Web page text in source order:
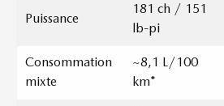
Puissance
181 ch / 151
lb-pi
Consommation
mixte
~8,1 L/100
km*